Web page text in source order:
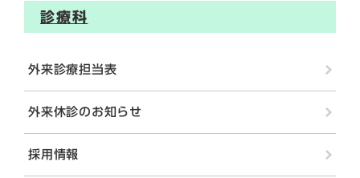
診療科
外来診療担当表
外来休診のお知らせ
採用情報